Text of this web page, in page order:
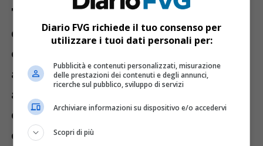
Trieste
, lo scopo dichiarato del gruppo era
quello di“fornire informazioni,
elaborati e strumenti utili ad
affrontare la prova d’esame”. Gli
approfondimenti investigativi hanno
consentito di risalire alla gestione del
canale attraverso un profilo collegato a un
Diario FVG richiede il tuo consenso per
utilizzare i tuoi dati personali per:
Pubblicità e contenuti personalizzati, misurazione
delle prestazioni dei contenuti e degli annunci,
ricerche sul pubblico, sviluppo di servizi
Archiviare informazioni su dispositivo e/o accedervi
Scopri di più